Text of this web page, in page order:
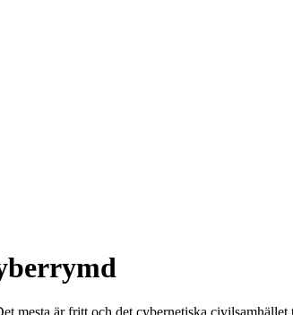
mesta är fritt och det cybernetiska